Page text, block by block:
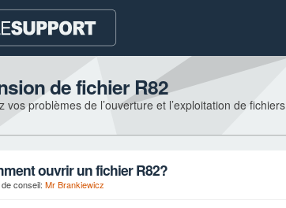
de fichier R82
vos problèmes de l’ouverture et l’exploitation de fichiers
ouvrir un fichier R82?
conseil: Mr Brankiewicz